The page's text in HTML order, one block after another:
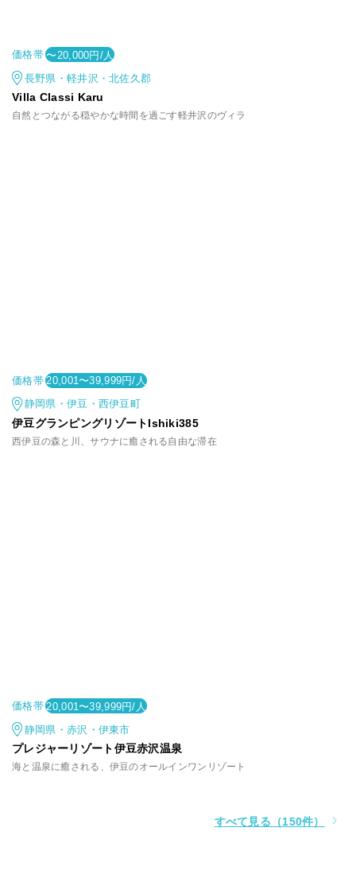
価格帯 〜20,000円/人
長野県・軽井沢・北佐久郡
Villa Classi Karu
自然とつながる穏やかな時間を過ごす軽井沢のヴィラ
価格帯 20,001〜39,999円/人
静岡県・伊豆・西伊豆町
伊豆グランピングリゾートIshiki385
西伊豆の森と川、サウナに癒される自由な滞在
価格帯 20,001〜39,999円/人
静岡県・赤沢・伊東市
プレジャーリゾート伊豆赤沢温泉
海と温泉に癒される、伊豆のオールインワンリゾート
すべて見る（150件）